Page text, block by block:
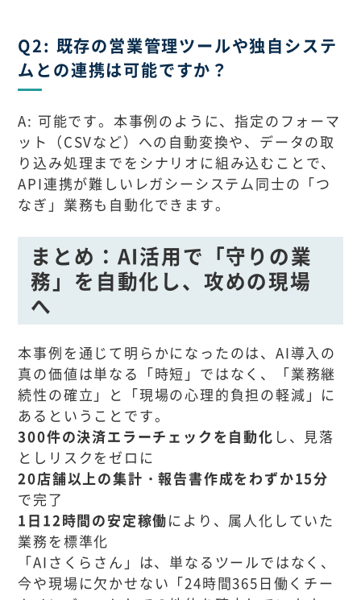
Q2: 既存の営業管理ツールや独自システ
ムとの連携は可能ですか？
A: 可能です。本事例のように、指定のフォーマ
ット（CSVなど）への自動変換や、データの取
り込み処理までをシナリオに組み込むことで、
API連携が難しいレガシーシステム同士の「つ
なぎ」業務も自動化できます。
まとめ：AI活用で「守りの業
務」を自動化し、攻めの現場
へ
本事例を通じて明らかになったのは、AI導入の
真の価値は単なる「時短」ではなく、「業務継
続性の確立」と「現場の心理的負担の軽減」に
あるということです。
300件の決済エラーチェックを自動化 し、見落
としリスクをゼロに
20店舗以上の集計・報告書作成をわずか15分
で完了
1日12時間の安定稼働により、属人化していた
業務を標準化
「AIさくらさん」は、単なるツールではなく、
今や現場に欠かせない「24時間365日働くチー